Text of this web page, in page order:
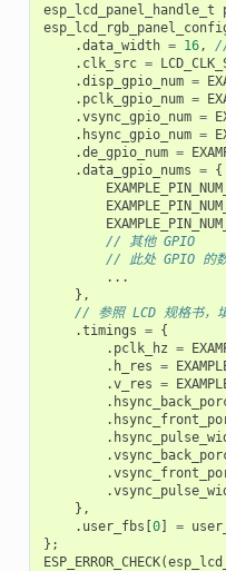
esp_lcd_panel_handle_t
.data_width = 16,
//
. clk_src =
.disp_gpio_num =
. pclk_gpio_num =
.vsync_gpio_num =
. hsync_gpio_num =
.de_gpio_num =
.data_gpio_nums = {
// 其他 GPIO
// 此处 GPIO 的
...
},
// 参照 LCD 规格书，
.timings = {
. pclk_hz =
. h_res =
.v_res =
.
.
.
.
.
.
},
. user_fbs [0] =
};
ESP_ERROR_CHECK(